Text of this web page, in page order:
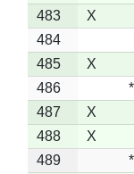
483
X
484
485
X
486
*
487
X
488
X
489
*